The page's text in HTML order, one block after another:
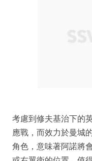
考慮到修夫基治下的
應戰，而效力於曼城
角色，意味著阿諾將